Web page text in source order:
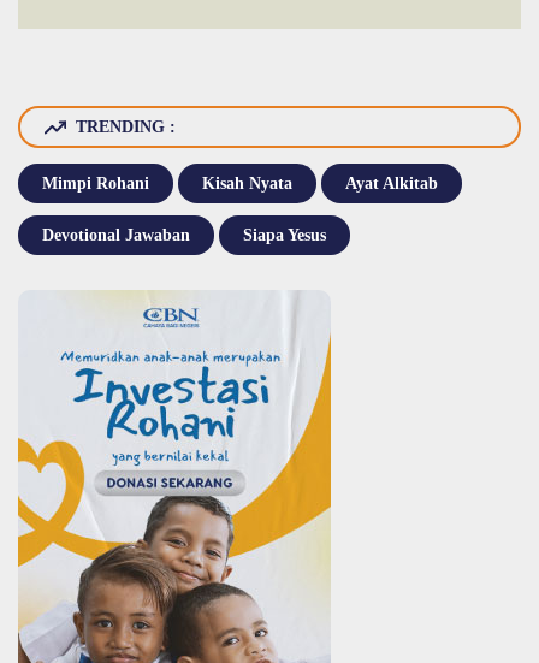
TRENDING :
Mimpi Rohani Kisah Nyata Ayat Alkitab
Devotional Jawaban Siapa Yesus